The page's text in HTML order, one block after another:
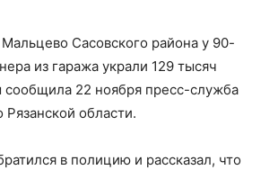
Сасовского района у 90-
из гаража украли 129 тысяч
сообщила 22 ноября пресс-служба
области.
в полицию и рассказал, что